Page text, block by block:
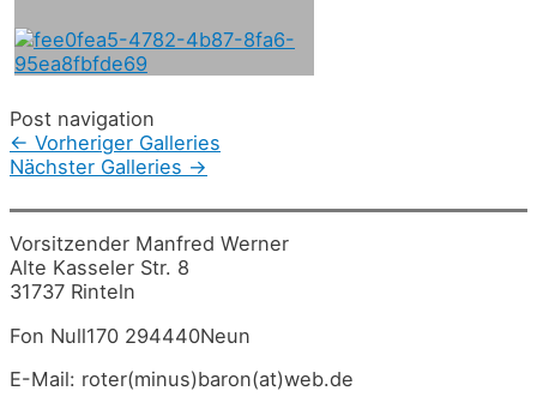
Post navigation
← Vorheriger Galleries
Nächster Galleries →
Vorsitzender Manfred Werner
Alte Kasseler Str. 8
31737 Rinteln
Fon Null170 294440Neun
E-Mail: roter(minus)baron(at)web.de